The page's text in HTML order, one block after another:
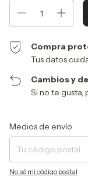
Compra
Tus datos
Cambios y
Si no te
Entregas para el CP:
Medios de envío
No sé mi código postal